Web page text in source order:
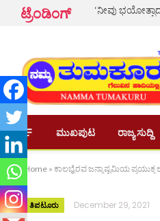
ಟ್ರೆಂಡಿಂಗ್
ಮುಖಪುಟ ರಾಜ್ಯ ಸುದ್ದಿ
Home » ಕಾಲಭೈರವ ಜನ್ಮಾಷ್ಟಮಿಯ ಪ್ರಯುಕ್ತ
ತಿಪಟೂರು December 29, 2021